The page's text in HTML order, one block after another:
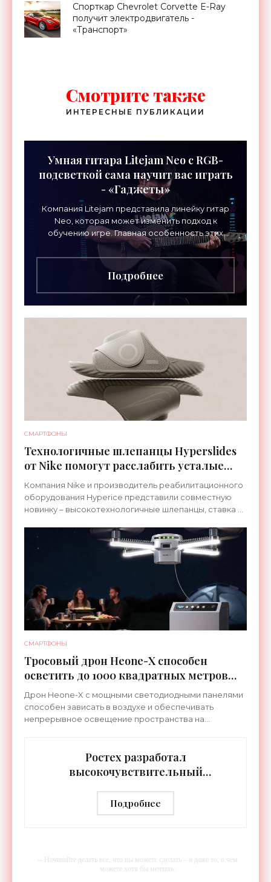
Спорткар Chevrolet Corvette E-Ray
получит электродвигатель -
«Транспорт»
Смотрите также
ИНТЕРЕСНЫЕ ПУБЛИКАЦИИ
Умная гитара Litejam Neo с RGB-
подсветкой сама научит вас играть
- «Гаджеты»
Компания Litejam представила линейку гитар
Neo, которая может изменить подход к
обучению игре. Главная особенность этих
инструментов – встроенная RGB-подсветка
грифа. Светодиоды
Подробнее
СМАРТФОНЫ
Технологичные шлепанцы Hyperslides
от Nike помогут расслабить усталые
ноги после тренировки - «Гаджеты»
Компания Nike и производитель реабилитационного
оборудования Hyperice представили совместную
новинку – высокотехнологичные шлепанцы, ставка в
СМАРТФОНЫ
Тросовый дрон Heone-X способен
осветить до 1000 квадратных метров
земли - «Беспилотники»
Дрон Heone-X с мощными светодиодными панелями
способен зависать в воздухе и обеспечивать
непрерывное освещение пространства на
Ростех разработал
высокочувствительный
дальностью распознавания до 2 км
- «Гаджеты»
Подробнее
-- Начинайте делать все, что вы можете сделать – и даже то, о чем
можете хотя бы мечтать.